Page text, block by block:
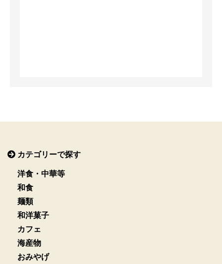
カテゴリーで探す
洋食・中華等
和食
麺類
和洋菓子
カフェ
海産物
おみやげ